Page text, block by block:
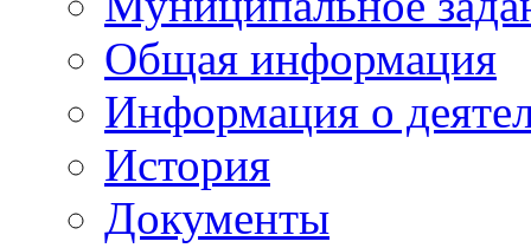
Общая информация
Информация о
История
Документы